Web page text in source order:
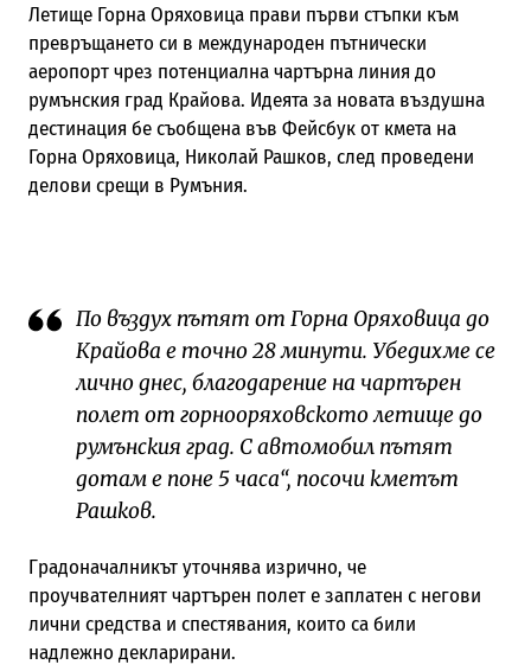
Летище Горна Оряховица прави първи стъпки към
превръщането си в международен пътнически
аеропорт чрез потенциална чартърна линия до
румънския град Крайова. Идеята за новата въздушна
дестинация бе съобщена във Фейсбук от кмета на
Горна Оряховица, Николай Рашков, след проведени
делови срещи в Румъния.
По въздух пътят от Горна Оряховица до
Крайова е точно 28 минути. Убедихме се
лично днес, благодарение на чартърен
полет от горнооряховското летище до
румънския град. С автомобил пътят
дотам е поне 5 часа“, посочи кметът
Рашков.
Градоначалникът уточнява изрично, че
проучвателният чартърен полет е заплатен с негови
лични средства и спестявания, които са били
надлежно декларирани.